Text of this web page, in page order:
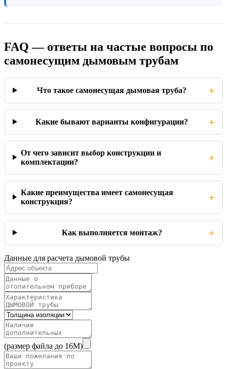
FAQ — ответы на частые вопросы по
самонесущим дымовым трубам
Что такое самонесущая дымовая труба? +
Какие бывают варианты конфигурации? +
От чего зависит выбор конструкции и
комплектации?
+
Какие преимущества имеет самонесущая
конструкция?
+
Как выполняется монтаж? +
Данные для расчета дымовой трубы
(размер файла до 16M)